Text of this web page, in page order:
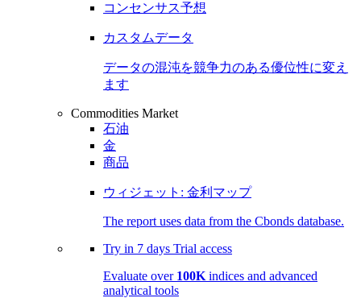
コンセンサス予想
カスタムデータ
データの混沌を競争力のある優位性に変え
ます
Commodities Market
石油
金
商品
ウィジェット: 金利マップ
The report uses data from the Cbonds database.
Try in 7 days Trial access
Evaluate over 100K indices and advanced
analytical tools